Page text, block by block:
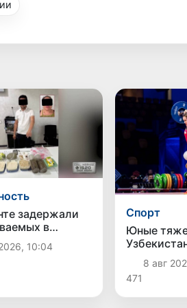
задержали
в
10:04
Спорт
Юные
первую
8 авг
471